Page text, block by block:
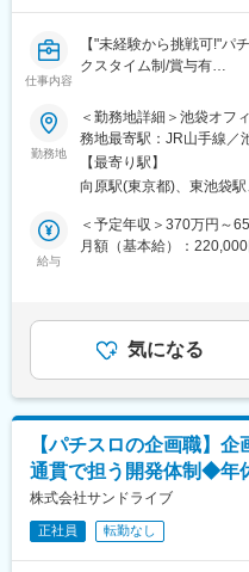
以外にも個人のスキルア
用は会社が支援いたします
変更の範囲：会社の定め
・講座担当・講師と密に
録をリードし、講義の魅
・新企画など場合によっ
た最適な見せ方を形にする
3. 派遣スタッフ等のマネ
・常駐スタッフ（2～3名
する事務作業
・日常的な指示出し・フ
4. スタジオ・機材管理
・映像・音声品質の確認
・収録クオリティ基準の
6.（将来的に）業務フロ
・収録プロセスの標準化
ル・手順書の整備
・より高品質で魅力的な
計・業務設計
・ディレクターとして講
仕事内容
【"未経験から挑戦可!"パ
クスタイム制/賞与有
■業務内容：
★パチスロ・パチンコへ
遊技機の企画職をご担当
基礎を学んでいただき、
だきます。
遊技機の企画立案から仕
出し合い、日々活気ある
発想を形にし、ファンを
送り出す大きなやりがい
・企画立案・遊技仕様検討
・ゲームフロー検討・演
・企画書作成・各種仕様
・各種シート作成・リー
成 他
■職場環境：
勤務地
＜勤務地詳細＞池袋オフ
務地最寄駅：JR山手線／
（喫煙可能場所あり））
【最寄り駅】
向原駅(東京都)、東池袋
給与
＜予定年収＞370万円～
月額（基本給）：
年1回（4月）会社業績／
も目安の金額であり、選
月給(月額)は固定手当を含
気になる
【パチスロの企画職】
通貫で担う開発体制◆年
株式会社サンドライブ
正社員 転勤なし